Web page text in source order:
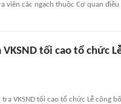
viên các ngạch thuộc Cơ quan điều
tối cao tổ chức
VKSND tối cao tổ chức Lễ công